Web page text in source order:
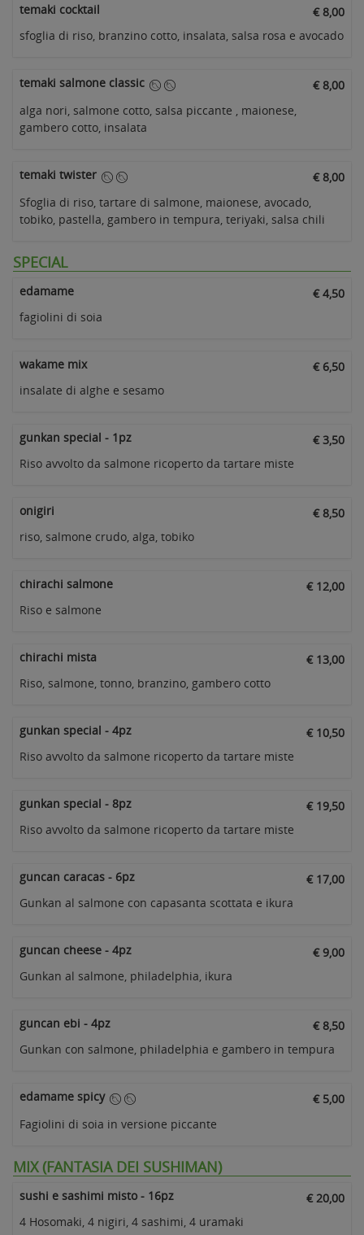
temaki cocktail
€ 8,00
sfoglia di riso, branzino cotto, insalata, salsa rosa e avocado
temaki salmone classic
€ 8,00
alga nori, salmone cotto, salsa piccante , maionese,
gambero cotto, insalata
temaki twister
€ 8,00
Sfoglia di riso, tartare di salmone, maionese, avocado,
tobiko, pastella, gambero in tempura, teriyaki, salsa chili
SPECIAL
edamame
€ 4,50
fagiolini di soia
wakame mix
€ 6,50
insalate di alghe e sesamo
gunkan special - 1pz
€ 3,50
Riso avvolto da salmone ricoperto da tartare miste
onigiri
€ 8,50
riso, salmone crudo, alga, tobiko
chirachi salmone
€ 12,00
Riso e salmone
chirachi mista
€ 13,00
Riso, salmone, tonno, branzino, gambero cotto
gunkan special - 4pz
€ 10,50
Riso avvolto da salmone ricoperto da tartare miste
gunkan special - 8pz
€ 19,50
Riso avvolto da salmone ricoperto da tartare miste
guncan caracas - 6pz
€ 17,00
Gunkan al salmone con capasanta scottata e ikura
guncan cheese - 4pz
€ 9,00
Gunkan al salmone, philadelphia, ikura
guncan ebi - 4pz
€ 8,50
Gunkan con salmone, philadelphia e gambero in tempura
edamame spicy
€ 5,00
Fagiolini di soia in versione piccante
MIX (FANTASIA DEI SUSHIMAN)
sushi e sashimi misto - 16pz
€ 20,00
4 Hosomaki, 4 nigiri, 4 sashimi, 4 uramaki